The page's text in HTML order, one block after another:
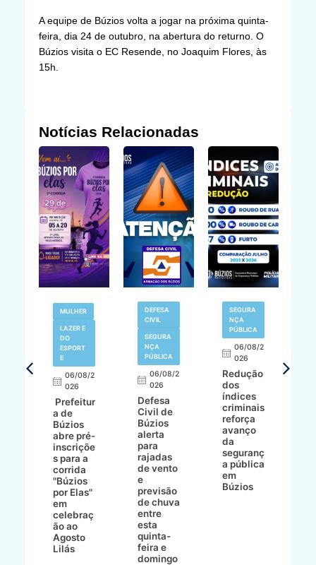
A equipe de Búzios volta a jogar na próxima quinta-
feira, dia 24 de outubro, na abertura do returno. O
Búzios visita o EC Resende, no Joaquim Flores, às
15h.
Notícias Relacionadas
MULHER
LAZER E
DO
ESPORT
E
06/08/2
026
Prefeitur
a de
Búzios
abre pré-
inscriçõe
s para a
corrida
"Búzios
por Elas"
em
celebraç
ão ao
Agosto
Lilás
DEFESA
CIVIL
SEGURA
NÇA
PÚBLICA
06/08/2
026
Defesa
Civil de
Búzios
alerta
para
rajadas
de vento
e
previsão
de chuva
entre
esta
quinta-
feira e
domingo
SEGURA
NÇA
PÚBLICA
06/08/2
026
Redução
dos
índices
criminais
reforça
avanço
da
seguranç
a pública
em
Búzios